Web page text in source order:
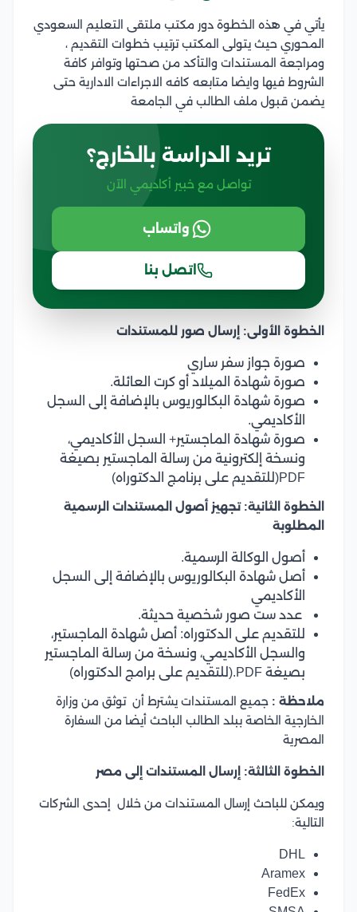
يأتي في هذه الخطوة دور مكتب ملتقى التعليم السعودي
المحوري حيث يتولى المكتب ترتيب خطوات التقديم ،
ومراجعة المستندات والتأكد من صحتها وتوافر كافة
الشروط فيها وايضا متابعه كافه الاجراءات الادارية حتى
يضمن قبول ملف الطالب في الجامعة
تريد الدراسة بالخارج؟
تواصل مع خبير أكاديمي الآن
واتساب
اتصل بنا
الخطوة الأولى: إرسال صور للمستندات
صورة جواز سفر ساري
صورة شهادة الميلاد أو كرت العائلة.
صورة شهادة البكالوريوس بالإضافة إلى السجل
الأكاديمي.
صورة شهادة الماجستير+ السجل الأكاديمي،
ونسخة إلكترونية من رسالة الماجستير بصيغة
PDF(للتقديم على برنامج الدكتوراه)
الخطوة الثانية: تجهيز أصول المستندات الرسمية
المطلوبة
أصول الوكالة الرسمية.
أصل شهادة البكالوريوس بالإضافة إلى السجل
الأكاديمي
عدد ست صور شخصية حديثة.
للتقديم على الدكتوراه: أصل شهادة الماجستير،
والسجل الأكاديمي، ونسخة من رسالة الماجستير
بصيغة PDF.(للتقديم على برامج الدكتوراه)
ملاحظة : جميع المستندات يشترط أن توثق من وزارة
الخارجية الخاصة ببلد الطالب الباحث أيضا من السفارة
المصرية
الخطوة الثالثة: إرسال المستندات إلى مصر
ويمكن للباحث إرسال المستندات من خلال إحدى الشركات
التالية:
DHL
Aramex
FedEx